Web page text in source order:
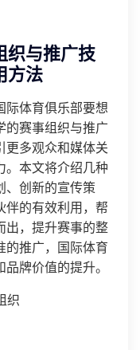
织与推广技
方法
际体育俱乐部要想
的赛事组织与推广
更多观众和媒体关
。本文将介绍几种
、创新的宣传策
伴的有效利用，帮
出，提升赛事的整
的推广，国际体育
牌价值的提升。
织